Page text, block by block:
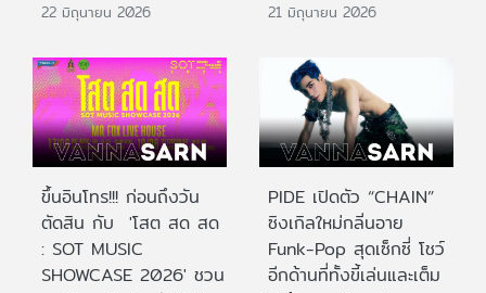
22 มิถุนายน 2026 21 มิถุนายน 2026
ขึ้นอินโทร!!! ก่อนถึงวัน
ตัดสิน กับ 'โสต สด สด
: SOT MUSIC
SHOWCASE 2026' ชวน
PIDE เปิดตัว “CHAIN”
ซิงเกิลใหม่กลิ่นอาย
Funk-Pop สุดเซ็กซี่ โชว์
อีกด้านที่ทั้งขี้เล่นและเต็ม